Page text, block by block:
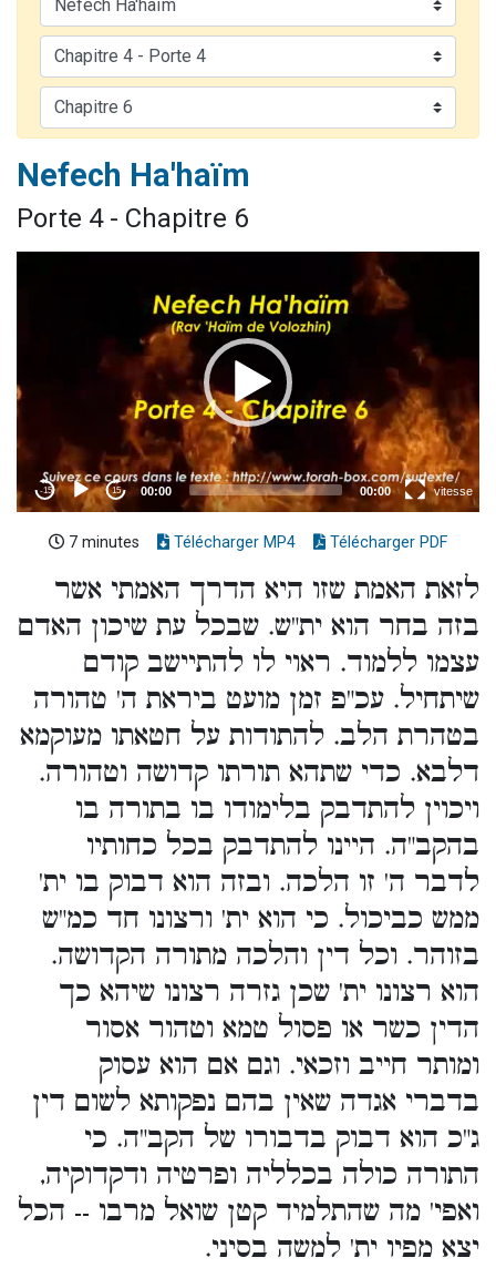
30 personnes viennent de faire un don pour Sauvez la jambe de Yohan
Il reste 49 places pour étudier en groupe sur Zoom
12 nouvelles musiques dans Torah-Box Music
Nefech Ha'haïm
Porte 4 - Chapitre 6
7 minutes Télécharger MP4 Télécharger PDF
לזאת האמת שזו היא הדרך האמתי אשר
בזה בחר הוא ית"ש. שבכל עת שיכון האדם
עצמו ללמוד. ראוי לו להתיישב קודם
שיתחיל. עכ"פ זמן מועט ביראת ה' טהורה
בטהרת הלב. להתודות על חטאתו מעוקמא
דלבא. כדי שתהא תורתו קדושה וטהורה.
ויכוין להתדבק בלימודו בו בתורה בו
בהקב"ה. היינו להתדבק בכל כחותיו
לדבר ה' זו הלכה. ובזה הוא דבוק בו ית'
ממש כביכול. כי הוא ית' ורצונו חד כמ"ש
בזוהר. וכל דין והלכה מתורה הקדושה.
הוא רצונו ית' שכן גזרה רצונו שיהא כך
הדין כשר או פסול טמא וטהור אסור
ומותר חייב וזכאי. וגם אם הוא עסוק
בדברי אגדה שאין בהם נפקותא לשום דין
ג"כ הוא דבוק בדבורו של הקב"ה. כי
התורה כולה בכלליה ופרטיה ודקדוקיה,
ואפי' מה שהתלמיד קטן שואל מרבו -- הכל
יצא מפיו ית' למשה בסיני.